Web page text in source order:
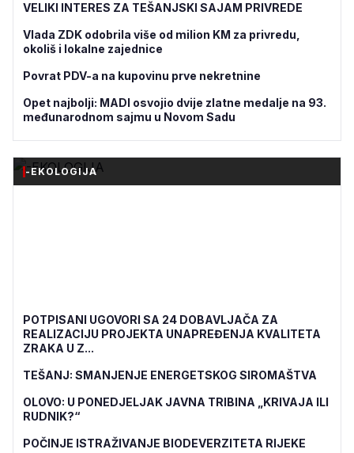
VELIKI INTERES ZA TEŠANJSKI SAJAM PRIVREDE
Vlada ZDK odobrila više od milion KM za privredu,
okoliš i lokalne zajednice
Povrat PDV-a na kupovinu prve nekretnine
Opet najbolji: MADI osvojio dvije zlatne medalje na 93.
međunarodnom sajmu u Novom Sadu
-EKOLOGIJA
POTPISANI UGOVORI SA 24 DOBAVLJAČA ZA
REALIZACIJU PROJEKTA UNAPREĐENJA KVALITETA
ZRAKA U Z...
TEŠANJ: SMANJENJE ENERGETSKOG SIROMAŠTVA
OLOVO: U PONEDJELJAK JAVNA TRIBINA „KRIVAJA ILI
RUDNIK?“
POČINJE ISTRAŽIVANJE BIODEVERZITETA RIJEKE